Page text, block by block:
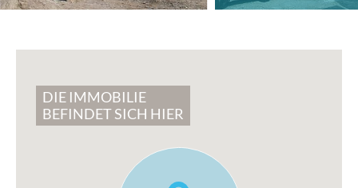
DIE IMMOBILIE
BEFINDET SICH HIER